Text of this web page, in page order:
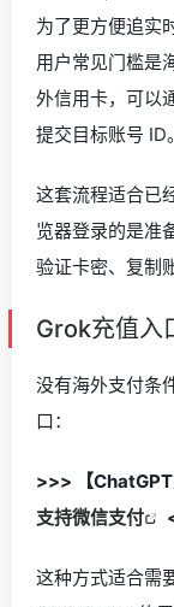
为了更方便追实
用户常见门槛是
外信用卡，可以
提交目标账号 ID。
这套流程适合已
览器登录的是准
验证卡密、复制
Grok充值入
没有海外支付条
口：
>>> 【ChatGPT
支持微信支付
这种方式适合需